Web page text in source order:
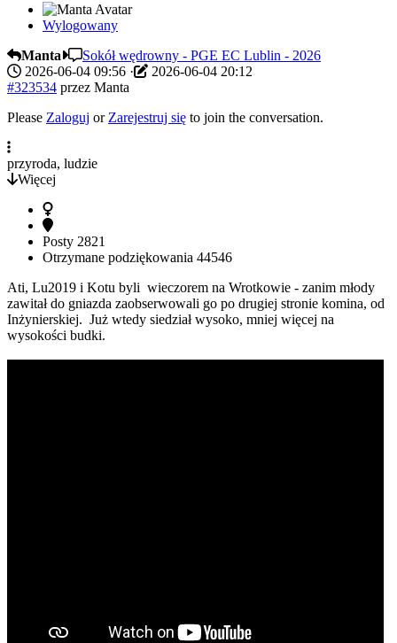
Wylogowany
Manta
Sokół wędrowny - PGE EC Lublin - 2026
2026-06-04 09:56 ·
2026-06-04 20:12
#323534 przez Manta
Please Zaloguj or Zarejestruj się to join the conversation.
przyroda, ludzie
Więcej
Posty 2821
Otrzymane podziękowania 44546
Ati, Lu2019 i Kotu byli wieczorem na Wrotkowie - zanim młody
zawitał do gniazda zaobserwowali go po drugiej stronie komina, od
Inżynierskiej. Już wtedy siedział wysoko, mniej więcej na
wysokości budki.